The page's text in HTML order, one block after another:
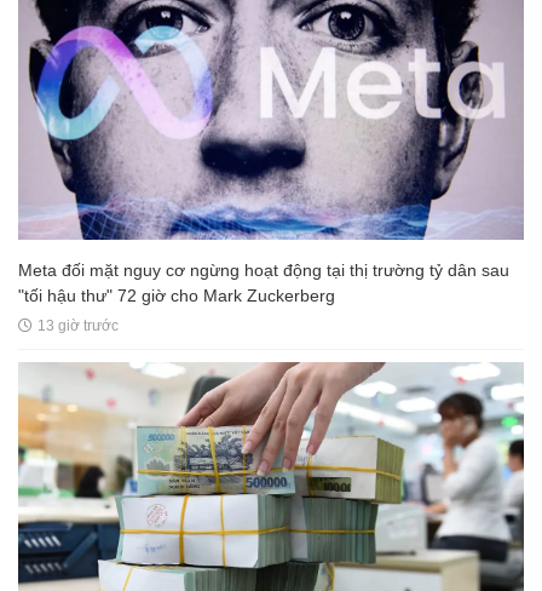
Meta đối mặt nguy cơ ngừng hoạt động tại thị trường tỷ dân sau
"tối hậu thư" 72 giờ cho Mark Zuckerberg
13 giờ trước